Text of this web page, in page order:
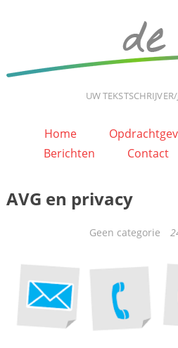
UW
Home
Berichten
Contact
AVG en privacy
Categorieën
Geen categorie